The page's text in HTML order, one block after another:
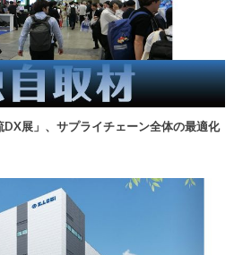
DX展」、サプライチェーン全体の最適化